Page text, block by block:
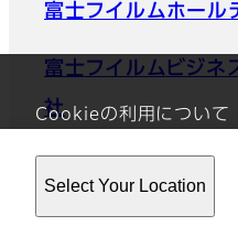
Cookieの利用について
このウェブサイトはクッキーを使
ることにより、 プライバシーポリ
Select Your Location
富士フイルムホール
富士フイルムビジネ
社